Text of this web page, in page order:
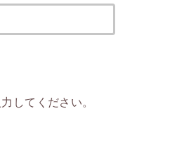
してください。